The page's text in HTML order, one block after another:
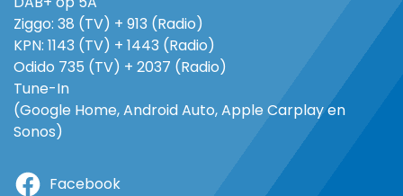
Ziggo: 38 (TV) + 913 (Radio)
KPN: 1143 (TV) + 1443 (Radio)
Odido 735 (TV) + 2037 (Radio)
Tune-In
(Google Home, Android Auto, Apple Carplay en
Sonos)
Facebook